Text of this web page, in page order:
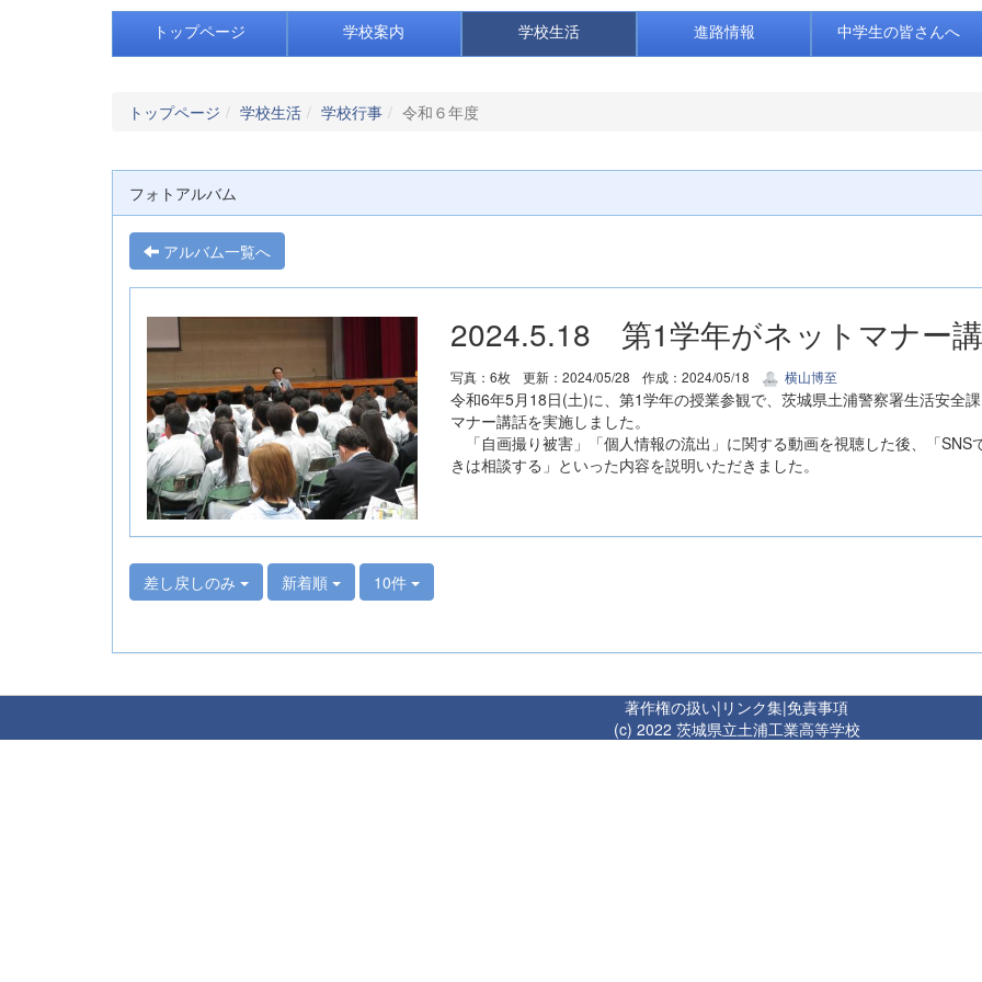
トップページ 学校案内 学校生活 進路情報 中学生の皆さんへ
トップページ 学校生活 学校行事 令和６年度
フォトアルバム
アルバム一覧へ
2024.5.18 第1学年がネットマナー
写真：6枚 更新：2024/05/28 作成：2024/05/18 横山博至
令和6年5月18日(土)に、第1学年の授業参観で、茨城県土浦警察署生活安全
マナー講話を実施しました。
「自画撮り被害」「個人情報の流出」に関する動画を視聴した後、「
きは相談する」といった内容を説明いただきました。
差し戻しのみ 新着順 10件
著作権の扱い| リンク集|免責事項
(c) 2022 茨城県立土浦工業高等学校